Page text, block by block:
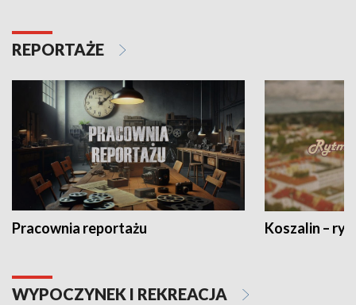
REPORTAŻE
Pracownia reportażu Koszalin –
WYPOCZYNEK I REKREACJA